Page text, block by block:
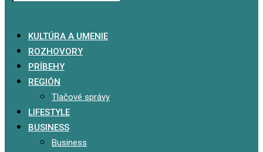
KULTÚRA A UMENIE
ROZHOVORY
PRÍBEHY
REGIÓN
Tlačové správy
LIFESTYLE
BUSINESS
Business